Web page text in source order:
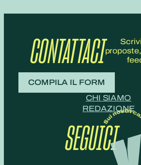
CONTATTACI
COMPILA IL FORM
CHI SIAMO
REDAZIONE
SEGUICI